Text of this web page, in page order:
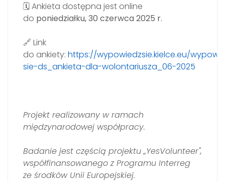
🗓 Ankieta dostępna jest online
do poniedziałku, 30 czerwca 2025 r.
🔗 Link
do ankiety: https://wypowiedzsie.kielce.eu/
sie-ds_ankieta-dla-wolontariusza_06-2025
Projekt realizowany w ramach
międzynarodowej współpracy.
Badanie jest częścią projektu „YesVolunteer",
współfinansowanego z Programu Interreg
ze środków Unii Europejskiej.